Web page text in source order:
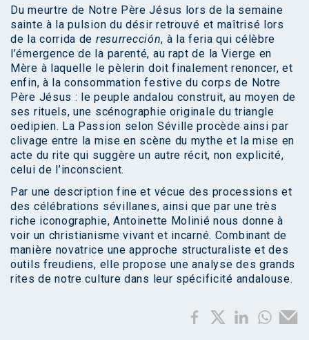
Du meurtre de Notre Père Jésus lors de la semaine
sainte à la pulsion du désir retrouvé et maîtrisé lors
de la corrida de resurrección, à la feria qui célèbre
l’émergence de la parenté, au rapt de la Vierge en
Mère à laquelle le pèlerin doit finalement renoncer, et
enfin, à la consommation festive du corps de Notre
Père Jésus : le peuple andalou construit, au moyen de
ses rituels, une scénographie originale du triangle
oedipien. La Passion selon Séville procède ainsi par
clivage entre la mise en scène du mythe et la mise en
acte du rite qui suggère un autre récit, non explicité,
celui de l’inconscient.
Par une description fine et vécue des processions et
des célébrations sévillanes, ainsi que par une très
riche iconographie, Antoinette Molinié nous donne à
voir un christianisme vivant et incarné. Combinant de
manière novatrice une approche structuraliste et des
outils freudiens, elle propose une analyse des grands
rites de notre culture dans leur spécificité andalouse.